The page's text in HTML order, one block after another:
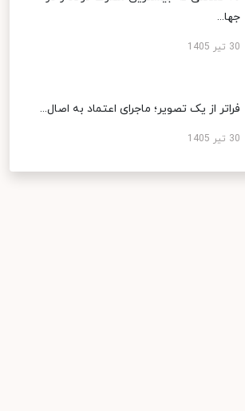
جها...
30 تیر 1405
فراتر از یک تصویر؛ ماجرای اعتماد به اصال...
30 تیر 1405